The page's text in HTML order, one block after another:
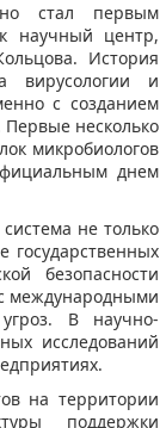
стал первым
научный центр,
История
вирусологии и
с созданием
Первые несколько
микробиологов
днем
не только
безопасности
международными
В научно-
исследований
на территории
поддержки